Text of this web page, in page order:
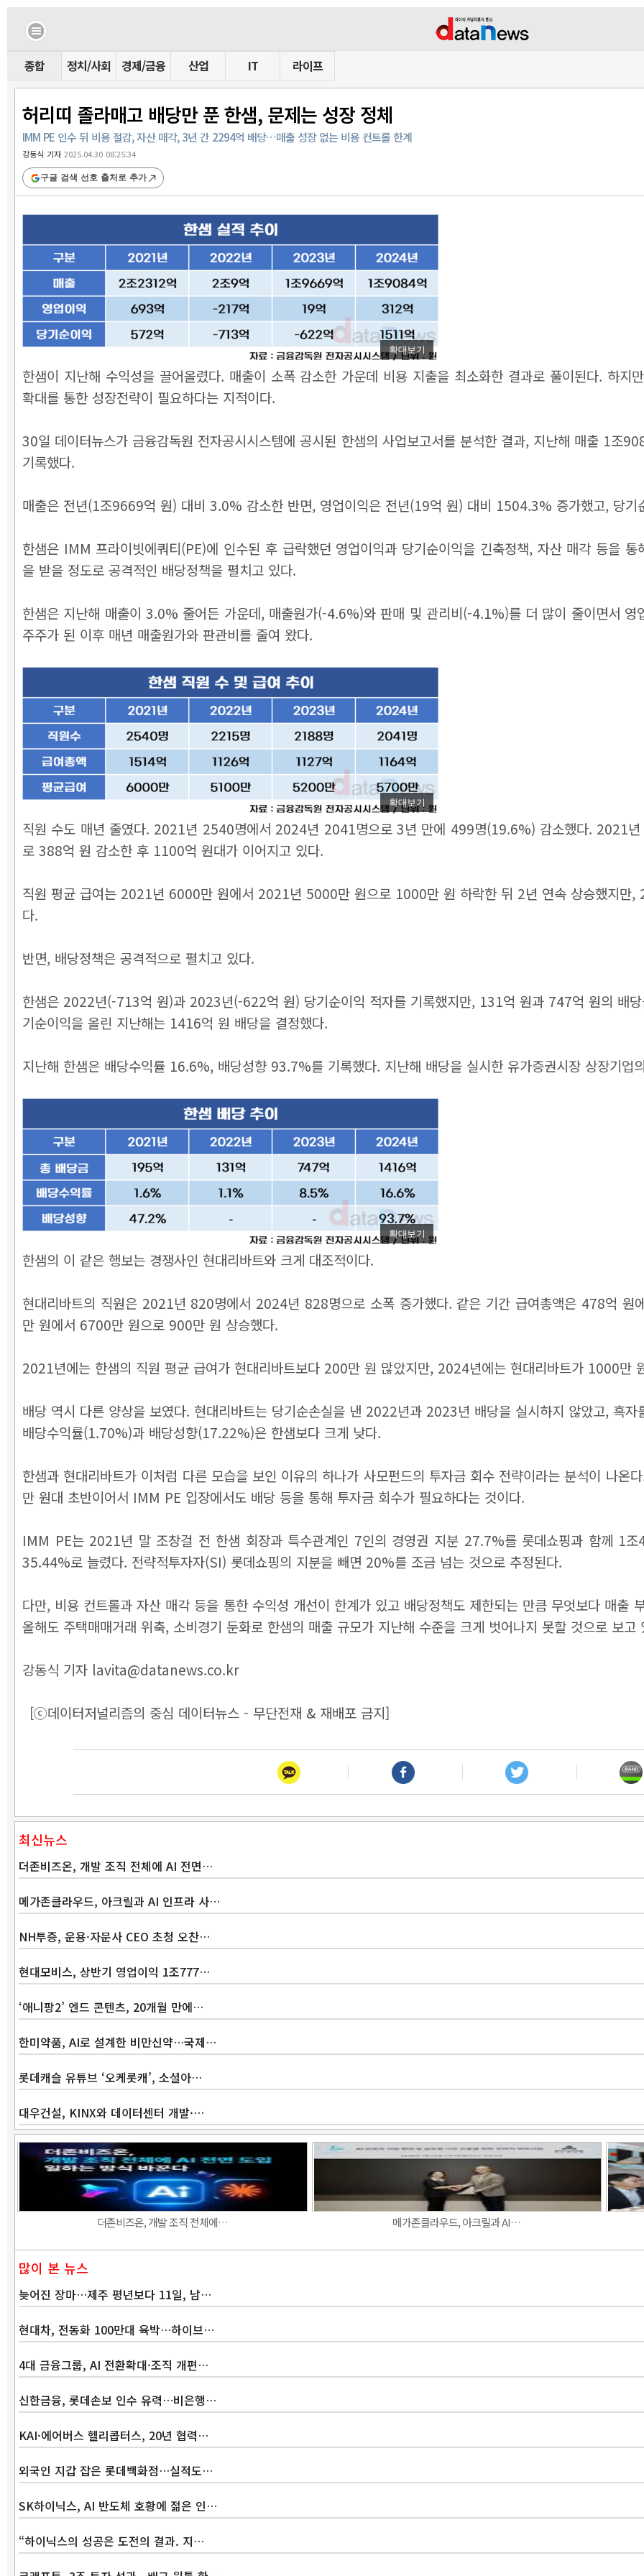
종합 정치/사회 경제/금융 산업 IT 라이프
허리띠 졸라매고 배당만 푼 한샘, 문제는 성장 정체
IMM PE 인수 뒤 비용 절감, 자산 매각, 3년 간 2294억 배당…매출 성장 없는 비용 컨트롤 한계
강동식 기자2025.04.30 08:25:34
구글 검색 선호 출처로 추가
확대보기
한샘이 지난해 수익성을 끌어올렸다. 매출이 소폭 감소한 가운데 비용 지출을 최소화한 결과로 풀이된다. 하
확대를 통한 성장전략이 필요하다는 지적이다.
30일 데이터뉴스가 금융감독원 전자공시시스템에 공시된 한샘의 사업보고서를 분석한 결과, 지난해 매출 1조
기록했다.
매출은 전년(1조9669억 원) 대비 3.0% 감소한 반면, 영업이익은 전년(19억 원) 대비 1504.3% 증가했고, 당
한샘은 IMM 프라이빗에쿼티(PE)에 인수된 후 급락했던 영업이익과 당기순이익을 긴축정책, 자산 매각 등을
을 받을 정도로 공격적인 배당정책을 펼치고 있다.
한샘은 지난해 매출이 3.0% 줄어든 가운데, 매출원가(-4.6%)와 판매 및 관리비(-4.1%)를 더 많이 줄이면서
주주가 된 이후 매년 매출원가와 판관비를 줄여 왔다.
확대보기
직원 수도 매년 줄였다. 2021년 2540명에서 2024년 2041명으로 3년 만에 499명(19.6%) 감소했다. 2021
로 388억 원 감소한 후 1100억 원대가 이어지고 있다.
직원 평균 급여는 2021년 6000만 원에서 2021년 5000만 원으로 1000만 원 하락한 뒤 2년 연속 상승했지만
다.
반면, 배당정책은 공격적으로 펼치고 있다.
한샘은 2022년(-713억 원)과 2023년(-622억 원) 당기순이익 적자를 기록했지만, 131억 원과 747억 원의 배
기순이익을 올린 지난해는 1416억 원 배당을 결정했다.
지난해 한샘은 배당수익률 16.6%, 배당성향 93.7%를 기록했다. 지난해 배당을 실시한 유가증권시장 상장기
확대보기
한샘의 이 같은 행보는 경쟁사인 현대리바트와 크게 대조적이다.
현대리바트의 직원은 2021년 820명에서 2024년 828명으로 소폭 증가했다. 같은 기간 급여총액은 478억
만 원에서 6700만 원으로 900만 원 상승했다.
2021년에는 한샘의 직원 평균 급여가 현대리바트보다 200만 원 많았지만, 2024년에는 현대리바트가 1000만
배당 역시 다른 양상을 보였다. 현대리바트는 당기순손실을 낸 2022년과 2023년 배당을 실시하지 않았고, 흑
배당수익률(1.70%)과 배당성향(17.22%)은 한샘보다 크게 낮다.
한샘과 현대리바트가 이처럼 다른 모습을 보인 이유의 하나가 사모펀드의 투자금 회수 전략이라는 분석이 나온
만 원대 초반이어서 IMM PE 입장에서도 배당 등을 통해 투자금 회수가 필요하다는 것이다.
IMM PE는 2021년 말 조창걸 전 한샘 회장과 특수관계인 7인의 경영권 지분 27.7%를 롯데쇼핑과 함께 1
35.44%로 늘렸다. 전략적투자자(SI) 롯데쇼핑의 지분을 빼면 20%를 조금 넘는 것으로 추정된다.
다만, 비용 컨트롤과 자산 매각 등을 통한 수익성 개선이 한계가 있고 배당정책도 제한되는 만큼 무엇보다 매출
올해도 주택매매거래 위축, 소비경기 둔화로 한샘의 매출 규모가 지난해 수준을 크게 벗어나지 못할 것으로 보고
강동식 기자 lavita@datanews.co.kr
[ⓒ데이터저널리즘의 중심 데이터뉴스 - 무단전재 & 재배포 금지]
최신뉴스
더존비즈온, 개발 조직 전체에 AI 전면…
메가존클라우드, 아크릴과 AI 인프라 사…
NH투증, 운용·자문사 CEO 초청 오찬…
현대모비스, 상반기 영업이익 1조777…
‘애니팡2’ 엔드 콘텐츠, 20개월 만에…
한미약품, AI로 설계한 비만신약…국제…
롯데캐슬 유튜브 ‘오케롯캐’, 소셜아…
대우건설, KINX와 데이터센터 개발·…
더존비즈온, 개발 조직 전체에… 메가존클라우드, 아크릴과 AI…
많이 본 뉴스
늦어진 장마…제주 평년보다 11일, 남…
현대차, 전동화 100만대 육박…하이브…
4대 금융그룹, AI 전환확대·조직 개편…
신한금융, 롯데손보 인수 유력…비은행…
KAI·에어버스 헬리콥터스, 20년 협력…
외국인 지갑 잡은 롯데백화점…실적도…
SK하이닉스, AI 반도체 호황에 젊은 인…
“하이닉스의 성공은 도전의 결과. 지…